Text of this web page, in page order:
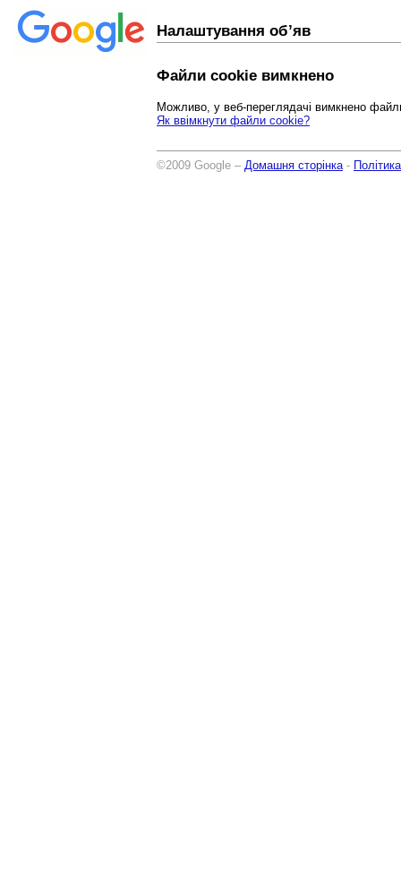
Налаштування об’яв
Файли cookie вимкнено
Можливо, у веб-переглядачі вимкнено
Як ввімкнути файли cookie?
©2009 Google – Домашня сторінка-